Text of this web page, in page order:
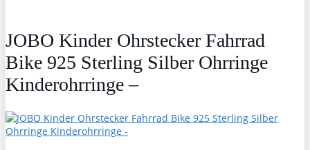
JOBO Kinder Ohrstecker Fahrrad
Bike 925 Sterling Silber Ohrringe
Kinderohrringe –